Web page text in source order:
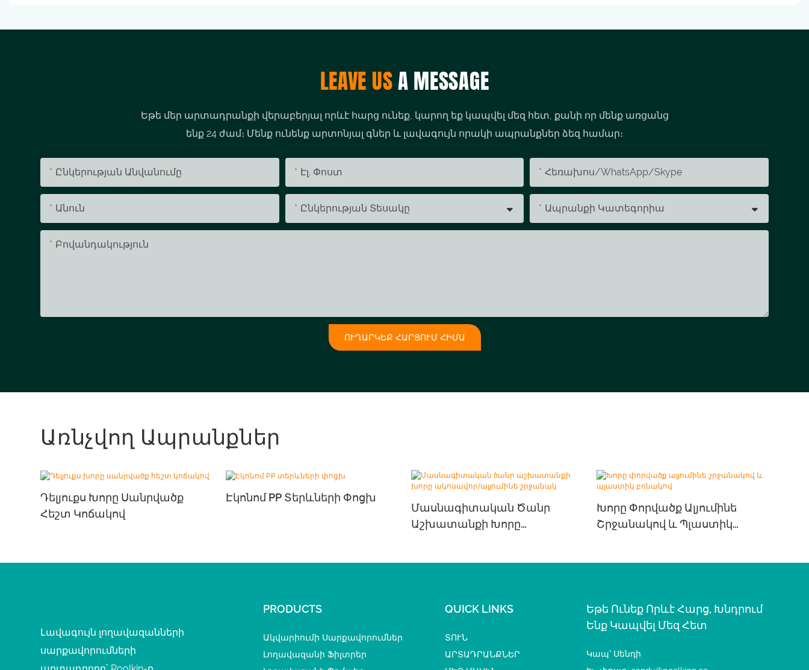
LEAVE USA MESSAGE
Եթե ​​մեր արտադրանքի վերաբերյալ որևէ հարց ունեք, կարող եք կապվել մեզ հետ, քանի որ մենք առցանց
ենք 24 ժամ։ Մենք ունենք արտոնյալ գներ և լավագույն որակի ապրանքներ ձեզ համար։
Ընկերության Անվանումը Էլ. Փոստ Հեռախոս/whatsApp/skype
Անուն Ընկերության Տեսակը Ապրանքի Կատեգորիա
Բովանդակություն
ՈՒՂԱՐԿԵՔ ՀԱՐՑՈՒՄ ՀԻՄԱ
Առնչվող Ապրանքներ
Դելյուքս Խորը Սանրվածք
Հեշտ Կոճակով
Էկոնոմ PP Տերևների Փոցխ
Մասնագիտական ​​ծանր
Աշխատանքի Խորը
Խորը Փորվածք Ալյումինե
Շրջանակով ԵՒ Պլաստիկ
Լավագույն լողավազանների
սարքավորումների
PRODUCTS
Ակվարիումի Սարքավորումներ
Լողավազանի Ֆիլտրեր
QUICK LINKS
ՏՈՒՆ
ԱՐՏԱԴՐԱՆՔՆԵՐ
Եթե ​​​​ունեք Որևէ Հարց, Խնդրում
Ենք Կապվել Մեզ Հետ
Կապ՝ Սենդի